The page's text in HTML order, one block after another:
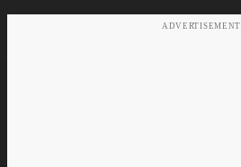
ADVERTISEMENT